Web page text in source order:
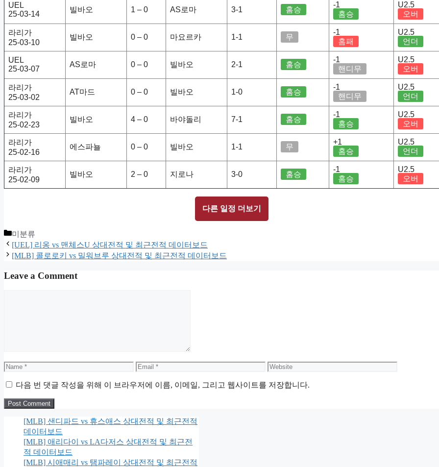
UEL
25-03-14
빌바오 1 – 0 AS로마 3-1 홈승
-1
홈승
U2.5
오버
라리가
25-03-10
빌바오 0 – 0 마요르카 1-1 무
-1
홈패
U2.5
언더
UEL
25-03-07
AS로마 0 – 0 빌바오 2-1 홈승
-1
핸디무
U2.5
오버
라리가
25-03-02
AT마드 0 – 0 빌바오 1-0 홈승
-1
핸디무
U2.5
언더
라리가
25-02-23
빌바오 4 – 0 바야돌리 7-1 홈승
-1
홈승
U2.5
오버
라리가
25-02-16
에스파뇰 0 – 0 빌바오 1-1 무
+1
홈승
U2.5
언더
라리가
25-02-09
빌바오 2 – 0 지로나 3-0 홈승
-1
홈승
U2.5
오버
다른 일정 더보기
Categories
미분류
[UEL] 리옹 vs 맨체스U 상대전적 및 최근전적 데이터보드
[MLB] 콜로로키 vs 밀워브루 상대전적 및 최근전적 데이터보드
Leave a Comment
Name Email Website
다음 번 댓글 작성을 위해 이 브라우저에 이름, 이메일, 그리고 웹사이트를 저장합니다.
[MLB] 샌디파드 vs 휴스애스 상대전적 및 최근전적
데이터보드
[MLB] 애리다이 vs LA다저스 상대전적 및 최근전
적 데이터보드
[MLB] 시애매리 vs 탬파레이 상대전적 및 최근전적